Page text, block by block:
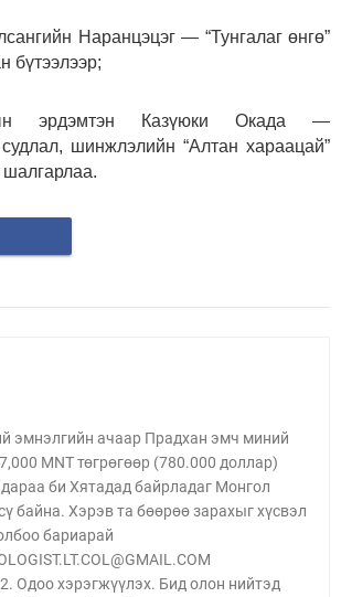
Наранцэцэг — “Тунгалаг өнгө”
бүтээлээр;
эрдэмтэн Казүюки Окада —
шинжлэлийн “Алтан хараацай”
шалгарлаа.
эмнэлгийн ачаар Прадхан эмч миний
MNT төгрөгөөр (780.000 доллар)
би Хятадад байрладаг Монгол
байна. Хэрэв та бөөрөө зарахыг хүсвэл
бариарай
Одоо хэрэгжүүлэх. Бид олон нийтэд